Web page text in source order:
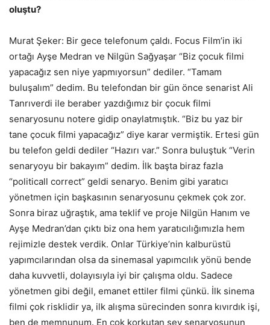
oluştu?
Murat Şeker: Bir gece telefonum çaldı. Focus Film’in iki
ortağı Ayşe Medran ve Nilgün Sağyaşar “Biz çocuk filmi
yapacağız sen niye yapmıyorsun” dediler. “Tamam
buluşalım” dedim. Bu telefondan bir gün önce senarist Ali
Tanrıverdi ile beraber yazdığımız bir çocuk filmi
senaryosunu notere gidip onaylatmıştık. “Biz bu yaz bir
tane çocuk filmi yapacağız” diye karar vermiştik. Ertesi gün
bu telefon geldi dediler “Hazırı var.” Sonra buluştuk “Verin
senaryoyu bir bakayım” dedim. İlk başta biraz fazla
“politicall correct” geldi senaryo. Benim gibi yaratıcı
yönetmen için başkasının senaryosunu çekmek çok zor.
Sonra biraz uğraştık, ama teklif ve proje Nilgün Hanım ve
Ayşe Medran’dan çıktı biz ona hem yaratıcılığımızla hem
rejimizle destek verdik. Onlar Türkiye’nin kalburüstü
yapımcılarından olsa da sinemasal yapımcılık yönü bende
daha kuvvetli, dolayısıyla iyi bir çalışma oldu. Sadece
yönetmen gibi değil, emanet ettiler filmi çünkü. İlk sinema
filmi çok risklidir ya, ilk alışma sürecinden sonra kıvırdık işi,
ben de memnunum. En çok korkutan şey senaryosunun